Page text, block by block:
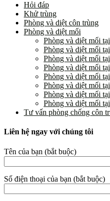
Hỏi đáp
Khử trùng
Phòng và diệt côn trùng
Phòng và diệt mối
Phòng và diệt mối
Phòng và diệt mối
Phòng và diệt mối
Phòng và diệt mối
Phòng và diệt mối
Phòng và diệt mối
Phòng và diệt mối
Phòng và diệt mối
Tư vấn phòng chống côn
Liên hệ ngay với chúng tôi
Tên của bạn (bắt buộc)
Số điện thoại của bạn (bắt buộc)